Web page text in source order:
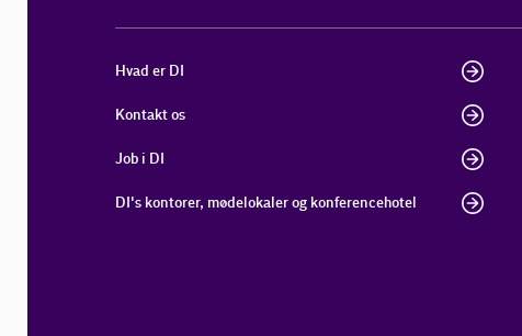
Hvad er DI
Kontakt os
Job i DI
DI's kontorer, mødelokaler og konferencehotel